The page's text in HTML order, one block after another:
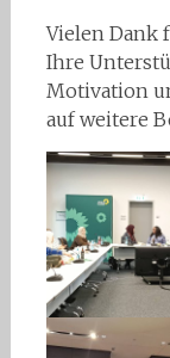
Vielen Dank
Ihre
Motivation
auf weitere